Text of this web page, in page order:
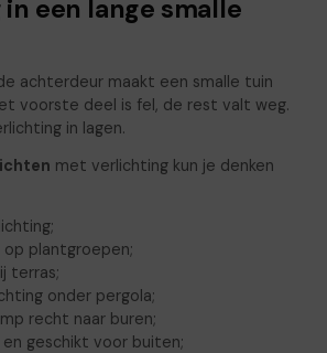
een lange smalle
achterdeur maakt een smalle tuin
voorste deel is fel, de rest valt weg.
in lagen.
met verlichting kun je denken
plantgroepen;
terras;
onder pergola;
recht naar buren;
en geschikt voor buiten;